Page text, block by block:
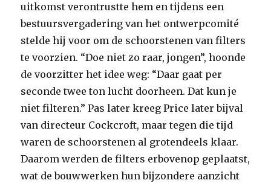
uitkomst verontrustte hem en tijdens een
bestuursvergadering van het ontwerpcomité
stelde hij voor om de schoorstenen van filters
te voorzien. “Doe niet zo raar, jongen”, hoonde
de voorzitter het idee weg: “Daar gaat per
seconde twee ton lucht doorheen. Dat kun je
niet filteren.” Pas later kreeg Price later bijval
van directeur Cockcroft, maar tegen die tijd
waren de schoorstenen al grotendeels klaar.
Daarom werden de filters erbovenop geplaatst,
wat de bouwwerken hun bijzondere aanzicht